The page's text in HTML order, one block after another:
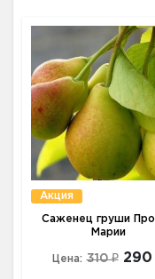
Акция
Саженец груши
Марии
Цена: 310 ₽ 290